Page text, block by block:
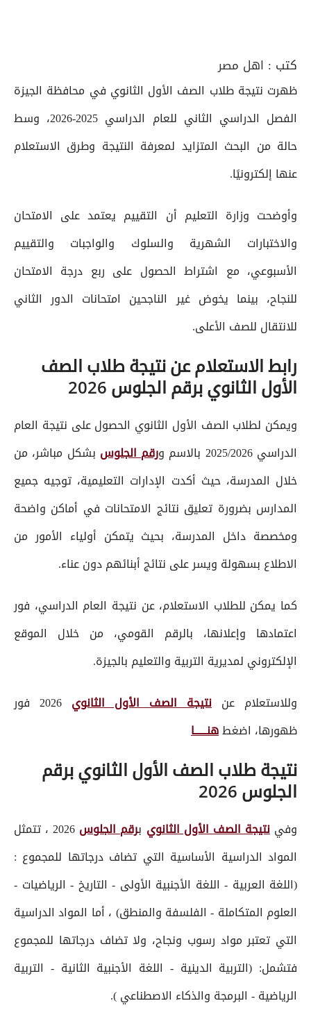
كتب : اهل مصر
ظهرت نتيجة طلاب الصف الأول الثانوي في محافظة الجيزة
الفصل الدراسي الثاني للعام الدراسي 2025-2026، وسط
حالة من البحث المتزايد لمعرفة النتيجة وطرق الاستعلام
عنها إلكترونيًا.
وأوضحت وزارة التعليم أن التقييم يعتمد على الامتحان
والاختبارات الشهرية والسلوك والواجبات والتقييم
الأسبوعي، مع اشتراط الحصول على ربع درجة الامتحان
للنجاح، بينما يخوض غير الناجحين امتحانات الدور الثاني
للانتقال للصف الأعلى.
رابط الاستعلام عن نتيجة طلاب الصف
الأول الثانوي برقم الجلوس 2026
ويمكن لطلاب الصف الأول الثانوي الحصول على نتيجة العام
الدراسي 2025/2026 بالاسم و
رقم الجلوس بشكل مباشر، من
خلال المدرسة، حيث أكدت الإدارات التعليمية، توجيه جميع
المدارس بضرورة تعليق نتائج الامتحانات في أماكن واضحة
ومخصصة داخل المدرسة، بحيث يتمكن أولياء الأمور من
الاطلاع بسهولة ويسر على نتائج أبنائهم دون عناء.
كما يمكن للطلاب الاستعلام، عن نتيجة العام الدراسي، فور
اعتمادها وإعلانها، بالرقم القومي، من خلال الموقع
الإلكتروني لمديرية التربية والتعليم بالجيزة.
وللاستعلام عن نتيجة الصف الأول الثانوي
2026 فور
ظهورها، اضغطهنــــــا
نتيجة طلاب الصف الأول الثانوي برقم
الجلوس 2026
وفينتيجة الصف الأول الثانوي برقم الجلوس
2026 ، تتمثل
المواد الدراسية الأساسية التي تضاف درجاتها للمجموع :
(اللغة العربية - اللغة الأجنبية الأولى - التاريخ - الرياضيات -
العلوم المتكاملة - الفلسفة والمنطق) ، أما المواد الدراسية
التي تعتبر مواد رسوب ونجاح، ولا تضاف درجاتها للمجموع
فتشمل: (التربية الدينية - اللغة الأجنبية الثانية - التربية
الرياضية - البرمجة والذكاء الاصطناعي ).